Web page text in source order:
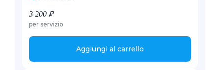
3 200 ₽
per servizio
Aggiungi al carrello